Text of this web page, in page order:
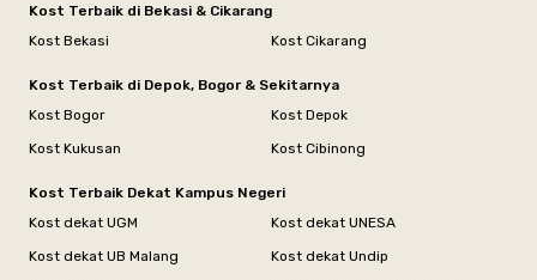
Kost Terbaik di Bekasi & Cikarang
Kost Bekasi
Kost Cikarang
Kost Terbaik di Depok, Bogor & Sekitarnya
Kost Bogor
Kost Depok
Kost Kukusan
Kost Cibinong
Kost Terbaik Dekat Kampus Negeri
Kost dekat UGM
Kost dekat UNESA
Kost dekat UB Malang
Kost dekat Undip